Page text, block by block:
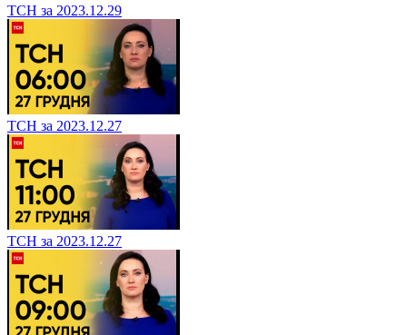
ТСН за 2023.12.29
ТСН за 2023.12.27
ТСН за 2023.12.27